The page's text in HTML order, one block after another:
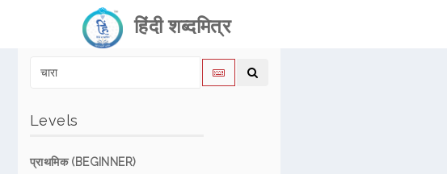
हिंदी शब्दमित्र
Levels
प्राथमिक (BEGINNER)